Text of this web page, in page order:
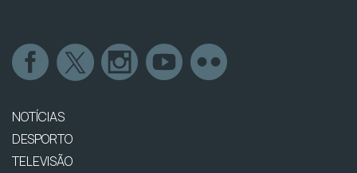
NOTÍCIAS
DESPORTO
TELEVISÃO